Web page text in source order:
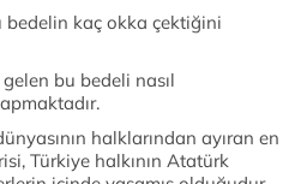
bedelin kaç okka çektiğini
bu bedeli nasıl
halklarından ayıran en
Türkiye halkının Atatürk